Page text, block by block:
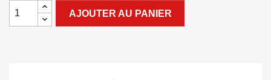
AJOUTER AU PANIER